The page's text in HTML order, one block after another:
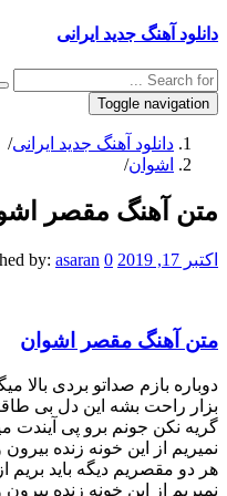
دانلود آهنگ جدید ایرانی
Toggle navigation
دانلود آهنگ جدید ایرانی/
اشوان/
متن آهنگ مقصر
اکتبر 17, 2019 by: asaran 0
متن آهنگ مقصر اشوان
دوباره بازم صداتو بردی بالا
بزار راحت بشه این دل بی
گریه نکن جونم برو پی آیندت
نمیریم از این خونه زنده
هر دو مقصریم دیگه باید بریم
نمیریم از این خونه زنده